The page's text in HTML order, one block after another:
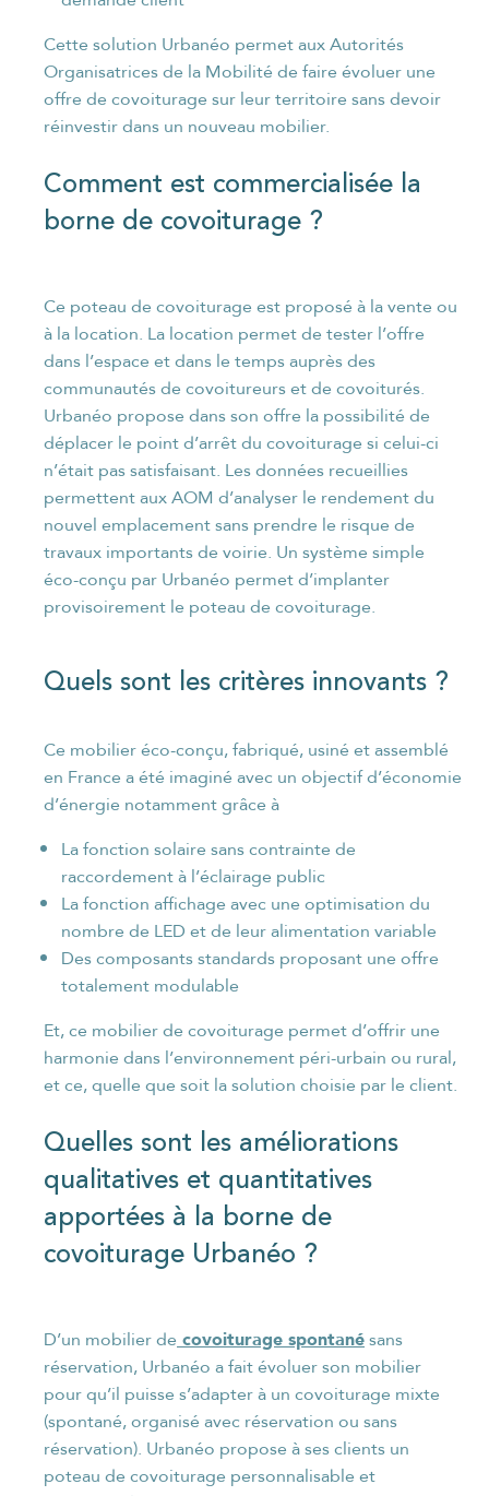
Cette solution Urbanéo permet aux Autorités
Organisatrices de la Mobilité de faire évoluer une
offre de covoiturage sur leur territoire sans devoir
réinvestir dans un nouveau mobilier.
Comment est commercialisée la
borne de covoiturage ?
Ce poteau de covoiturage est proposé à la vente ou
à la location. La location permet de tester l’offre
dans l’espace et dans le temps auprès des
communautés de covoitureurs et de covoiturés.
Urbanéo propose dans son offre la possibilité de
déplacer le point d’arrêt du covoiturage si celui-ci
n’était pas satisfaisant. Les données recueillies
permettent aux AOM d’analyser le rendement du
nouvel emplacement sans prendre le risque de
travaux importants de voirie. Un système simple
éco-conçu par Urbanéo permet d’implanter
provisoirement le poteau de covoiturage.
Quels sont les critères innovants ?
Ce mobilier éco-conçu, fabriqué, usiné et assemblé
en France a été imaginé avec un objectif d’économie
d’énergie notamment grâce à
La fonction solaire sans contrainte de
raccordement à l’éclairage public
La fonction affichage avec une optimisation du
nombre de LED et de leur alimentation variable
Des composants standards proposant une offre
totalement modulable
Et, ce mobilier de covoiturage permet d’offrir une
harmonie dans l’environnement péri-urbain ou rural,
et ce, quelle que soit la solution choisie par le client.
Quelles sont les améliorations
qualitatives et quantitatives
apportées à la borne de
covoiturage Urbanéo ?
D’un mobilier de covoiturage spontanésans
réservation, Urbanéo a fait évoluer son mobilier
pour qu’il puisse s’adapter à un covoiturage mixte
(spontané, organisé avec réservation ou sans
réservation). Urbanéo propose à ses clients un
poteau de covoiturage personnalisable et